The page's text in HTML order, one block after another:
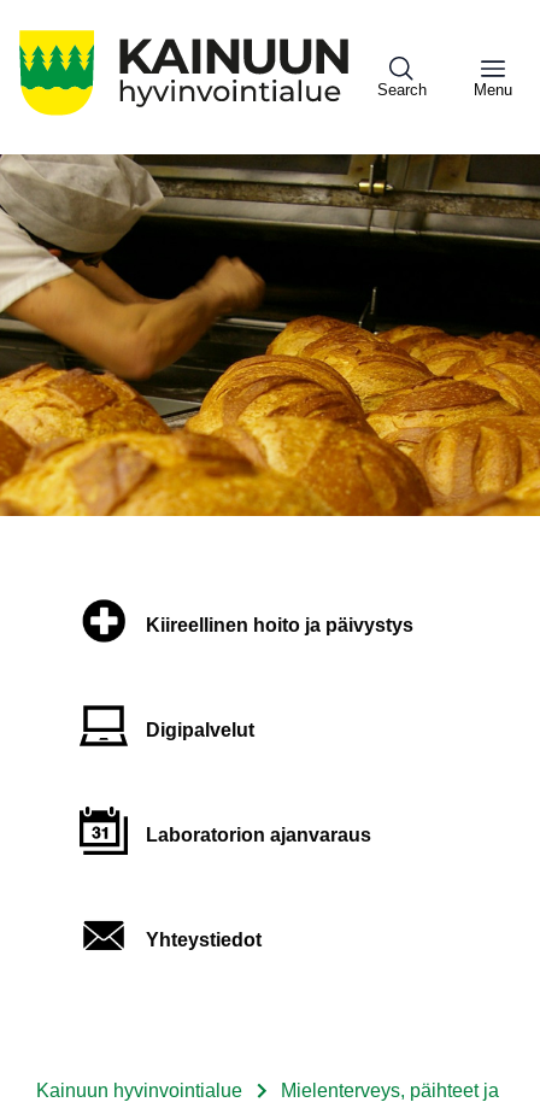
pääsisältöön
Search Menu
Sote
Menu
Asiakkaille
Kiireellinen hoito ja päivystys
Digipalvelut
Laboratorion ajanvaraus
Yhteystiedot
Kainuun hyvinvointialue
Mielenterveys, päihteet ja